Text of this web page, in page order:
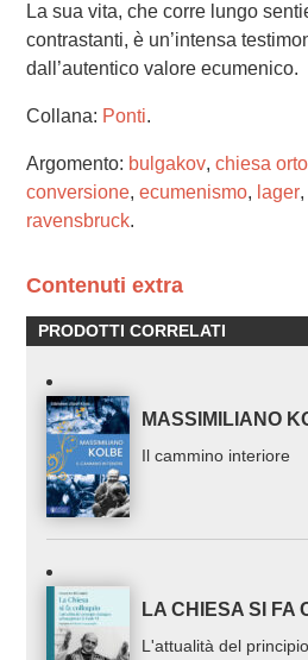
La sua vita, che corre lungo
contrastanti, è un’intensa
dall’autentico valore ecumenico.
Collana: Ponti.
Argomento: bulgakov, chiesa
conversione, ecumenismo, lager,
ravensbruck.
Contenuti extra
PRODOTTI CORRELATI
MASSIMILIANO
Il cammino interiore
LA CHIESA SI FA
L'attualità del